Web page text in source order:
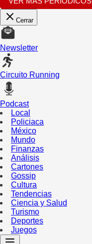
Cerrar
Newsletter
Circuito Running
Podcast
Local
Policiaca
México
Mundo
Finanzas
Análisis
Cartones
Gossip
Cultura
Tendencias
Ciencia y Salud
Turismo
Deportes
Juegos